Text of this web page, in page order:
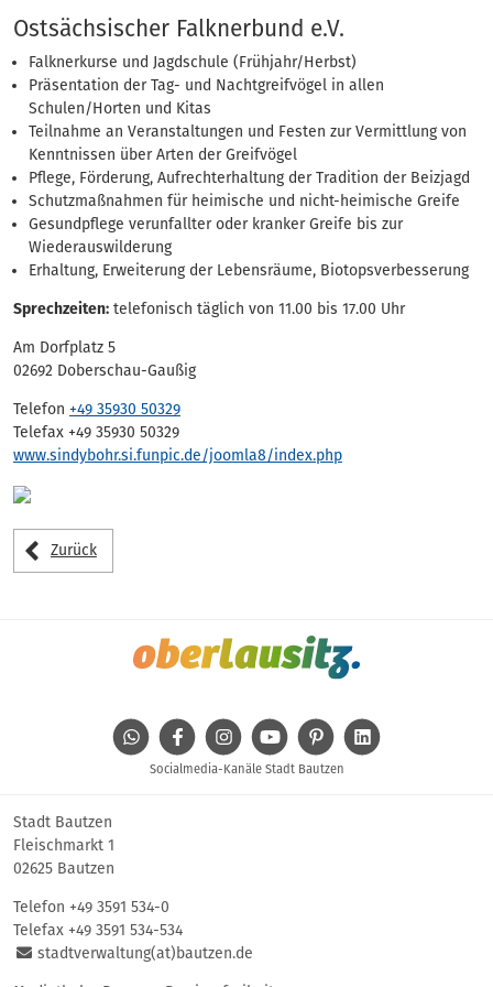
Eintrag
Ostsächsischer Falknerbund e.V.
Falknerkurse und Jagdschule (Frühjahr/Herbst)
Präsentation der Tag- und Nachtgreifvögel in allen
Schulen/Horten und Kitas
Teilnahme an Veranstaltungen und Festen zur Vermittlung von
Kenntnissen über Arten der Greifvögel
Pflege, Förderung, Aufrechterhaltung der Tradition der Beizjagd
Schutzmaßnahmen für heimische und nicht-heimische Greife
Gesundpflege verunfallter oder kranker Greife bis zur
Wiederauswilderung
Erhaltung, Erweiterung der Lebensräume, Biotopsverbesserung
Sprechzeiten: telefonisch täglich von 11.00 bis 17.00 Uhr
Am Dorfplatz 5
02692 Doberschau-Gaußig
Telefon +49 35930 50329
Telefax +49 35930 50329
www.sindybohr.si.funpic.de/joomla8/index.php
Zurück
WhatsAppFacebookInstagramYoutube Pinterest
Socialmedia-Kanäle Stadt Bautzen
Stadt Bautzen
Fleischmarkt 1
02625 Bautzen
Telefon +49 3591 534-0
Telefax +49 3591 534-534
stadtverwaltung(at)bautzen.de